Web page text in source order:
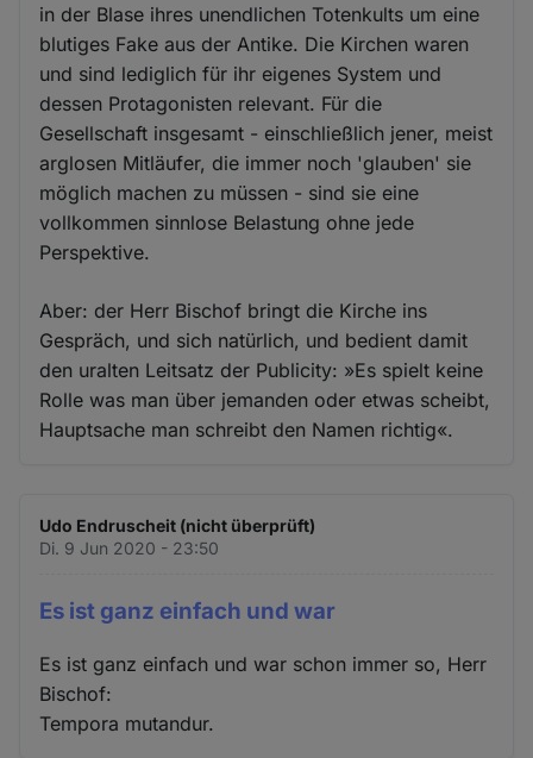
in der Blase ihres unendlichen Totenkults um eine
blutiges Fake aus der Antike. Die Kirchen waren
und sind lediglich für ihr eigenes System und
dessen Protagonisten relevant. Für die
Gesellschaft insgesamt - einschließlich jener, meist
arglosen Mitläufer, die immer noch 'glauben' sie
möglich machen zu müssen - sind sie eine
vollkommen sinnlose Belastung ohne jede
Perspektive.
Aber: der Herr Bischof bringt die Kirche ins
Gespräch, und sich natürlich, und bedient damit
den uralten Leitsatz der Publicity: »Es spielt keine
Rolle was man über jemanden oder etwas scheibt,
Hauptsache man schreibt den Namen richtig«.
Udo Endruscheit (nicht überprüft)
Di. 9 Jun 2020 - 23:50
Es ist ganz einfach und war
Es ist ganz einfach und war schon immer so, Herr
Bischof:
Tempora mutandur.